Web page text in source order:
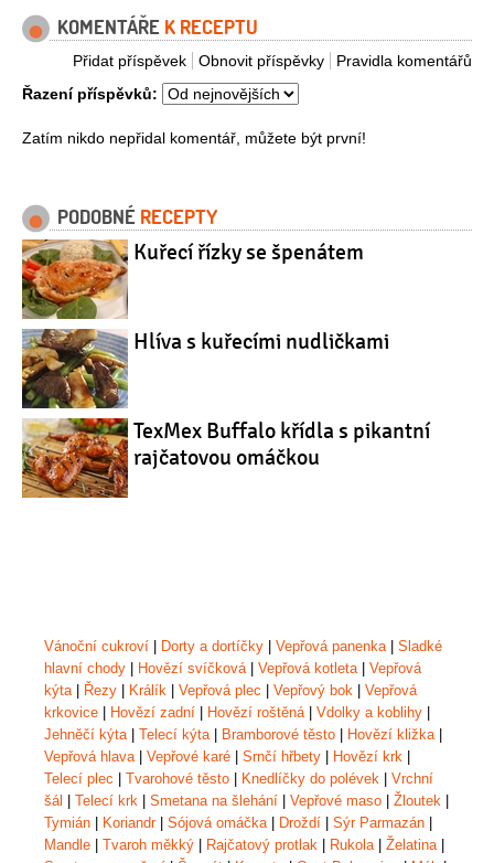
KOMENTÁŘE K RECEPTU
Pravidla komentářů
Obnovit příspěvky
Přidat příspěvek
Řazení příspěvků:
Zatím nikdo nepřidal komentář, můžete být první!
PODOBNÉ RECEPTY
Kuřecí řízky se špenátem
Hlíva s kuřecími nudličkami
TexMex Buffalo křídla s pikantní
rajčatovou omáčkou
Vánoční cukroví | Dorty a dortíčky | Vepřová panenka | Sladké
hlavní chody | Hovězí svíčková | Vepřová kotleta | Vepřová
kýta | Řezy | Králík | Vepřová plec | Vepřový bok | Vepřová
krkovice | Hovězí zadní | Hovězí roštěná | Vdolky a koblihy |
Jehněčí kýta | Telecí kýta | Bramborové těsto | Hovězí kližka |
Vepřová hlava | Vepřové karé | Srnčí hřbety | Hovězí krk |
Telecí plec | Tvarohové těsto | Knedlíčky do polévek | Vrchní
šál | Telecí krk | Smetana na šlehání | Vepřové maso | Žloutek |
Tymián | Koriandr| Sójová omáčka | Droždí | Sýr Parmazán |
Mandle | Tvaroh měkký | Rajčatový protlak | Rukola | Želatina |